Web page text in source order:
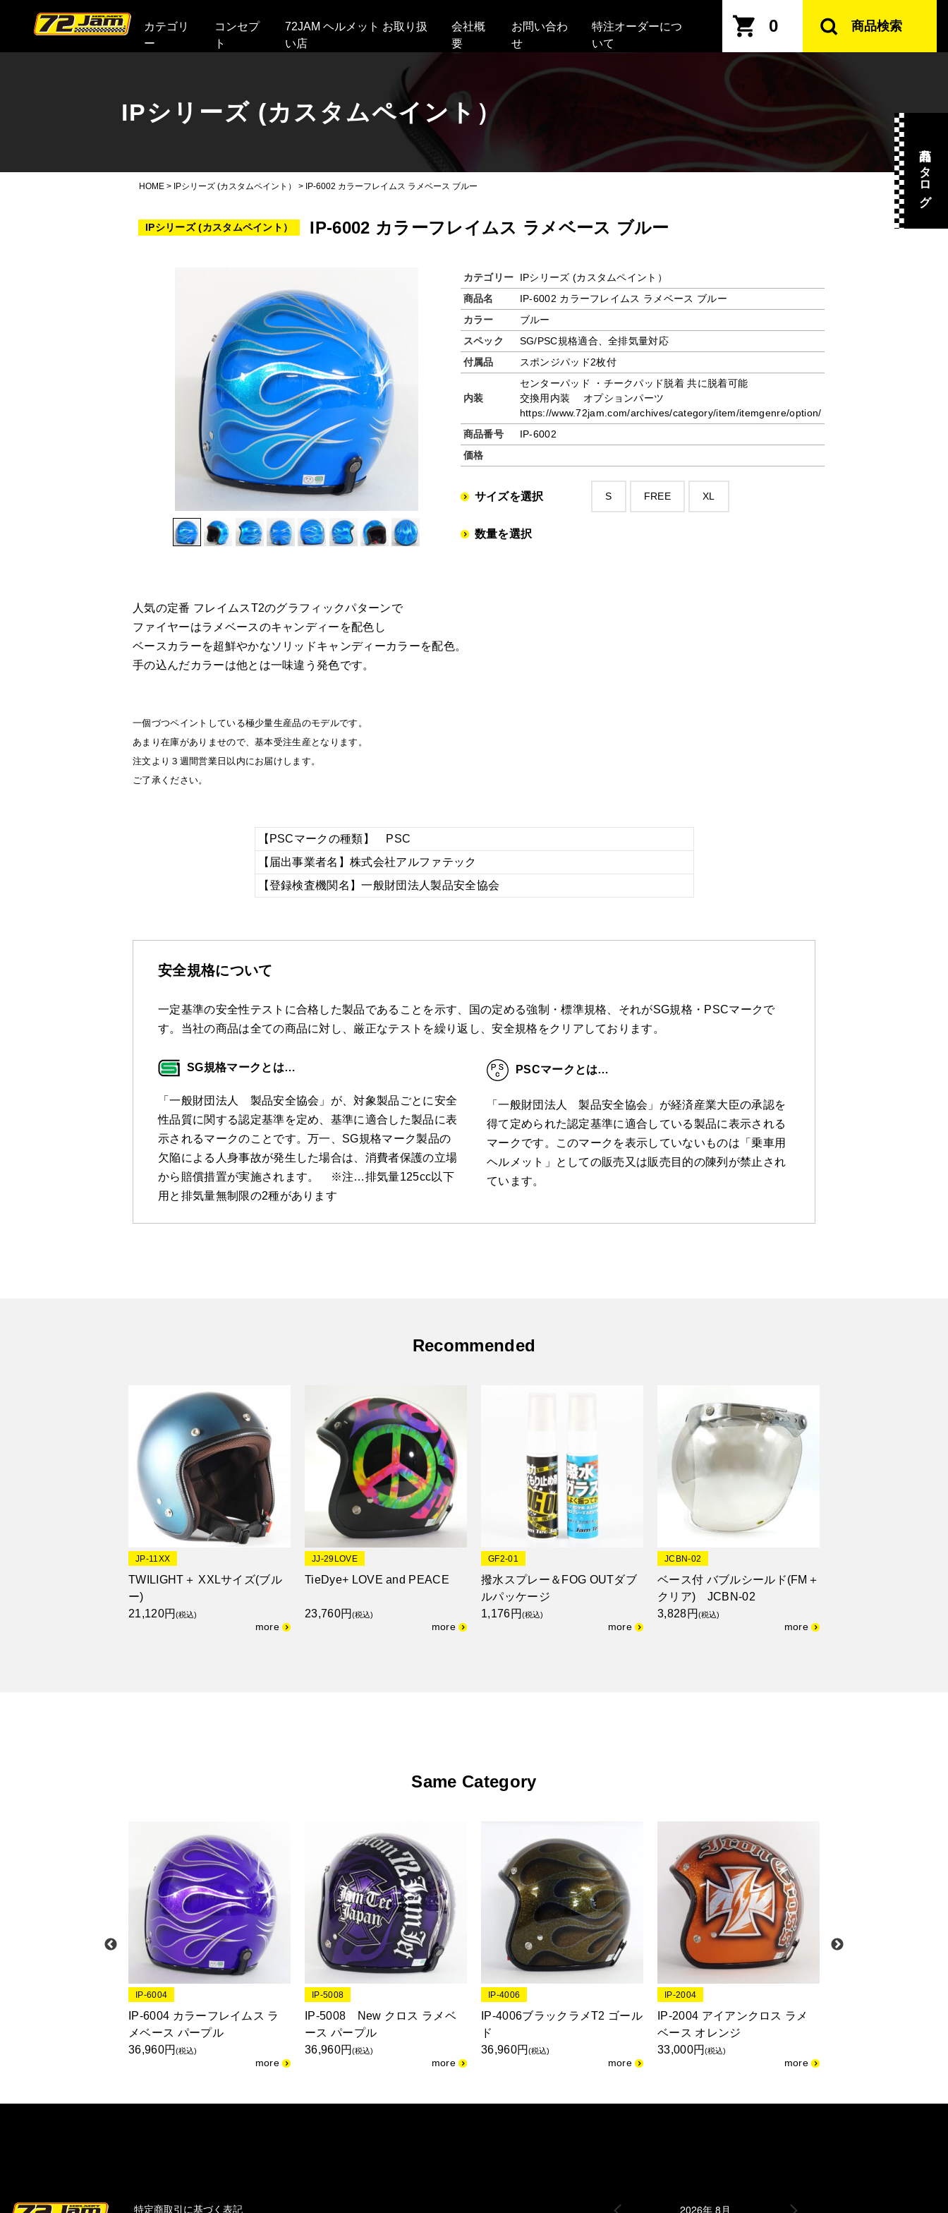
カテゴリ
ー
コンセプ
ト
72JAM ヘルメット お取り扱
い店
会社概
要
お問い合わ
せ
特注オーダーにつ
いて
0 商品検索
IPシリーズ (カスタムペイント）
HOME > IPシリーズ (カスタムペイント） > IP-6002 カラーフレイムス ラメベース ブルー
IPシリーズ (カスタムペイント） IP-6002 カラーフレイムス ラメベース ブルー
カテゴリー
IPシリーズ (カスタムペイント）
商品名
IP-6002 カラーフレイムス ラメベース ブルー
カラー
ブルー
スペック
SG/PSC規格適合、全排気量対応
付属品
スポンジパッド2枚付
内装
センターパッド ・チークパッド脱着 共に脱着可能
交換用内装 オプションパーツ
https://www.72jam.com/archives/category/item/itemgenre/option/
商品番号
IP-6002
価格
サイズを選択 S FREE XL
数量を選択
人気の定番 フレイムスT2のグラフィックパターンで
ファイヤーはラメベースのキャンディーを配色し
ベースカラーを超鮮やかなソリッドキャンディーカラーを配色。
手の込んだカラーは他とは一味違う発色です。
一個づつペイントしている極少量生産品のモデルです。
あまり在庫がありませので、基本受注生産となります。
注文より３週間営業日以内にお届けします。
ご了承ください。
【PSCマークの種類】 PSC
【届出事業者名】株式会社アルファテック
【登録検査機関名】一般財団法人製品安全協会
安全規格について
一定基準の安全性テストに合格した製品であることを示す、国の定める強制・標準規格、それがSG規格・PSCマークで
す。当社の商品は全ての商品に対し、厳正なテストを繰り返し、安全規格をクリアしております。
SG規格マークとは…
「一般財団法人 製品安全協会」が、対象製品ごとに安全
性品質に関する認定基準を定め、基準に適合した製品に表
示されるマークのことです。万一、SG規格マーク製品の
欠陥による人身事故が発生した場合は、消費者保護の立場
から賠償措置が実施されます。 ※注…排気量125cc以下
用と排気量無制限の2種があります
PSCマークとは…
「一般財団法人 製品安全協会」が経済産業大臣の承認を
得て定められた認定基準に適合している製品に表示される
マークです。このマークを表示していないものは「乗車用
ヘルメット」としての販売又は販売目的の陳列が禁止され
ています。
Recommended
JP-11XX
TWILIGHT＋ XXLサイズ(ブル
ー)
21,120円(税込)
JJ-29LOVE
TieDye+ LOVE and PEACE
23,760円(税込)
GF2-01
撥水スプレー＆FOG OUTダブ
ルパッケージ
1,176円 (税込)
JCBN-02
ベース付 バブルシールド(FM＋
クリア) JCBN-02
3,828円 (税込)
Same Category
IP-6004
IP-6004 カラーフレイムス ラ
メベース パープル
36,960円(税込)
IP-5008
IP-5008 New クロス ラメベ
ース パープル
36,960円(税込)
IP-4006
IP-4006ブラックラメT2 ゴール
ド
36,960円(税込)
IP-2004
IP-2004 アイアンクロス ラメ
ベース オレンジ
33,000円(税込)
商品カタログ
特定商取引に基づく表記 2026年 8月